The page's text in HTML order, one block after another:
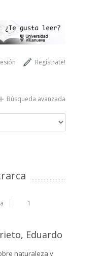
Regístrate!
Búsqueda avanzada
1
Eduardo
naturaleza y